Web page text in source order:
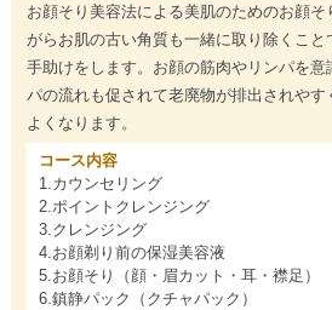
お顔そり美容法による美肌のためのお顔
がらお肌の古い角質も一緒に取り除くこ
手助けをします。お顔の筋肉やリンパを
パの流れも促されて老廃物が排出されや
よくなります。
コース内容
1.カウンセリング
2.ポイントクレンジング
3.クレンジング
4.お顔剃り前の保湿美容液
5.お顔そり（顔・眉カット・耳・襟足）
6.鎮静パック（クチャパック）